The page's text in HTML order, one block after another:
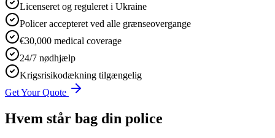
Licenseret og reguleret i Ukraine
Policer accepteret ved alle grænseovergange
€30,000 medical coverage
24/7 nødhjælp
Krigsrisikodækning tilgængelig
Get Your Quote
Hvem står bag din police